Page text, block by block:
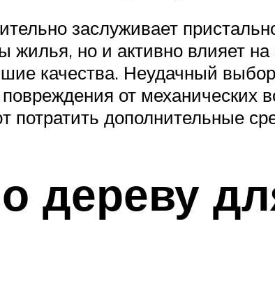
заслуживает
но и активно влияет
качества. Неудачный
от механических
дополнительные
дереву